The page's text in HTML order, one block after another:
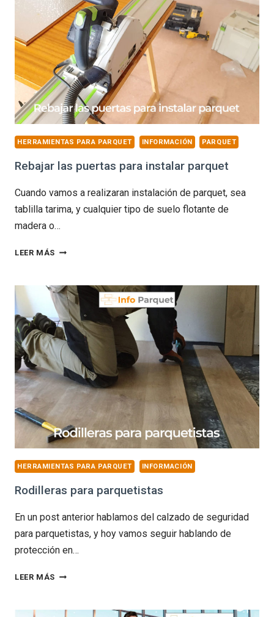
HERRAMIENTAS PARA PARQUET INFORMACIÓN PARQUET
Rebajar las puertas para instalar parquet
Cuando vamos a realizaran instalación de parquet, sea
tablilla tarima, y cualquier tipo de suelo flotante de
madera o…
LEER MÁS REBAJAR
PUERTAS
PARA
INSTALAR
PARQUET
HERRAMIENTAS PARA PARQUET INFORMACIÓN
Rodilleras para parquetistas
En un post anterior hablamos del calzado de seguridad
para parquetistas, y hoy vamos seguir hablando de
protección en…
LEER MÁS RODILLERAS
PARQUETISTAS